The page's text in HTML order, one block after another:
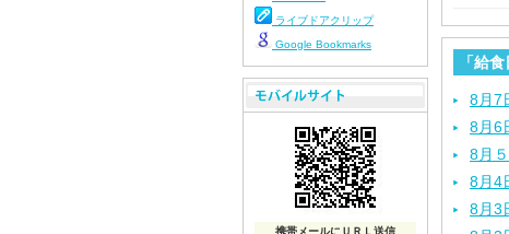
「給
8月7
8月6
8月
8月4
8月3
ライブドアクリップ
Google Bookmarks
携帯メールにＵＲＬ送信